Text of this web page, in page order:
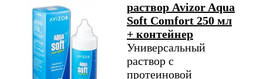
раствор Avizor Aqua
Soft Comfort 250 мл
+ контейнер
Универсальный
раствор с
протеиновой